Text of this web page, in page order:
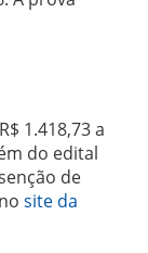
1.418,73 a
do edital
de
site da